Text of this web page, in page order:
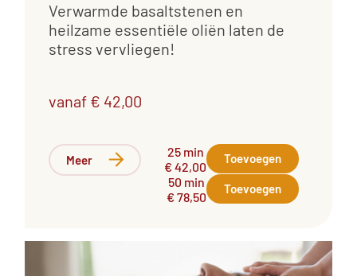
Verwarmde basaltstenen en
heilzame essentiële oliën laten de
stress vervliegen!
vanaf € 42,00
Meer
25 min
€ 42,00
Toevoegen
50 min
€ 78,50
Toevoegen